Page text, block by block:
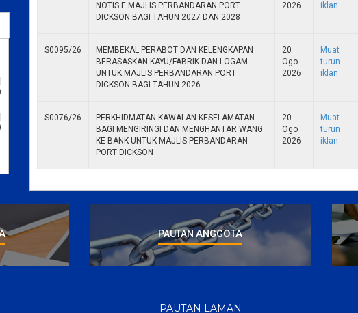
NOTIS E MAJLIS PERBANDARAN PORT
DICKSON BAGI TAHUN 2027 DAN 2028
2026
iklan
S0095/26
MEMBEKAL PERABOT DAN KELENGKAPAN
BERASASKAN KAYU/FABRIK DAN LOGAM
UNTUK MAJLIS PERBANDARAN PORT
DICKSON BAGI TAHUN 2026
20
Ogo
2026
Muat
turun
iklan
S0076/26
PERKHIDMATAN KAWALAN KESELAMATAN
BAGI MENGIRINGI DAN MENGHANTAR WANG
KE BANK UNTUK MAJLIS PERBANDARAN
PORT DICKSON
20
Ogo
2026
Muat
turun
iklan
PAUTANANGGOTA
PAUTAN LAMAN